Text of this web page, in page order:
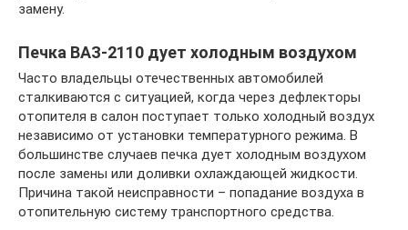
замену.
Печка ВАЗ-2110 дует холодным воздухом
Часто владельцы отечественных автомобилей
сталкиваются с ситуацией, когда через дефлекторы
отопителя в салон поступает только холодный воздух
независимо от установки температурного режима. В
большинстве случаев печка дует холодным воздухом
после замены или доливки охлаждающей жидкости.
Причина такой неисправности – попадание воздуха в
отопительную систему транспортного средства.